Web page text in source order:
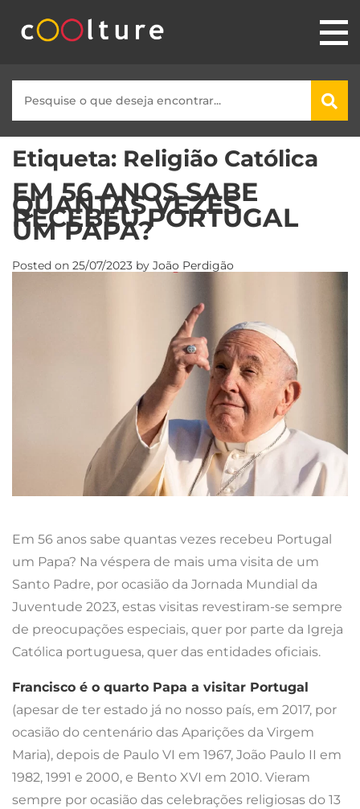
Etiqueta: Religião Católica
EM 56 ANOS SABE
QUANTAS VEZES
RECEBEU PORTUGAL
UM PAPA?
Posted on 25/07/2023 by João Perdigão
Em 56 anos sabe quantas vezes recebeu Portugal
um Papa? Na véspera de mais uma visita de um
Santo Padre, por ocasião da Jornada Mundial da
Juventude 2023, estas visitas revestiram-se sempre
de preocupações especiais, quer por parte da Igreja
Católica portuguesa, quer das entidades oficiais.
Francisco é o quarto Papa a visitar Portugal
(apesar de ter estado já no nosso país, em 2017, por
ocasião do centenário das Aparições da Virgem
Maria), depois de Paulo VI em 1967, João Paulo II em
1982, 1991 e 2000, e Bento XVI em 2010. Vieram
sempre por ocasião das celebrações religiosas do 13